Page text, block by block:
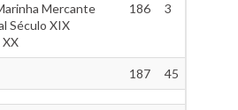
Mercante
Século XIX
186 3
187 45